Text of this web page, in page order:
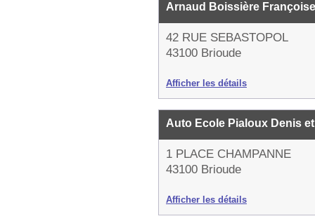
Arnaud Boissière
42 RUE SEBASTOPOL
43100 Brioude
Afficher les détails
Auto Ecole Pialoux Denis
1 PLACE CHAMPANNE
43100 Brioude
Afficher les détails